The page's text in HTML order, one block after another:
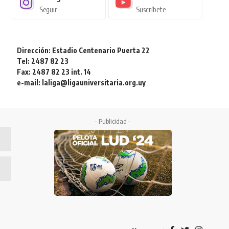
Seguir Suscríbete
Dirección: Estadio Centenario Puerta 22
Tel: 2487 82 23
Fax: 2487 82 23 int. 14
e-mail: laliga@ligauniversitaria.org.uy
- Publicidad -